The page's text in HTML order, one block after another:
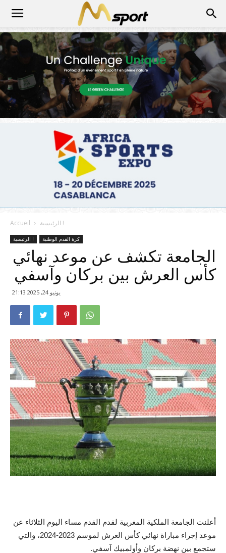
Accueil الرئيسية !
الرئيسية ! كرة القدم الوطنية
الجامعة تكشف عن موعد نهائي
كأس العرش بين بركان وآسفي
يونيو 24, 2025 21:13
أعلنت الجامعة الملكية المغربية لقدم القدم مساء اليوم الثلاثاء عن
موعد إجراء مباراة نهائي كأس العرش لموسم 2023-2024، والتي
ستجمع بين نهضة بركان وأولمبيك آسفي.